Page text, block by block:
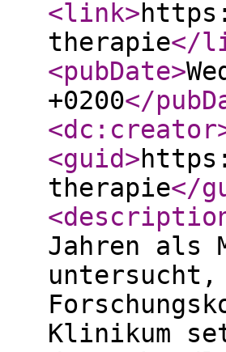
<link>
therapie</
<pubDate>
+0200</
<dc:creator
<guid>
therapie</
Jahren als
Klinikum